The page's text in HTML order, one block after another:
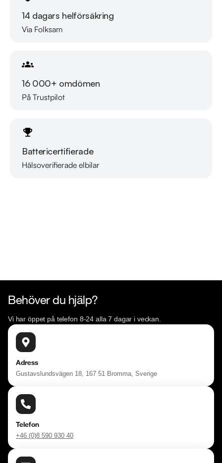
år, erbjuder vi ett brett urval av leveransklara fordon och
hemleverans i hela Sverige. Samtliga bilar kan köpas med
snabbt, rekommenderar vi att du ringer oss på 08-522 22
Vi erbjuder skräddarsydd finansiering, marknadens billigaste
Öppettider:
Telefon: Måndag - Söndag 08:00 - 24:00
14 dagars helförsäkring
Via Folksam
16 000+ omdömen
På Trustpilot
Battericertifierade
Hälsoverifierade elbilar
Läs mer om oss
Behöver du hjälp?
Vi har öppet på telefon 8-24 alla 7 dagar i veckan.
Adress
Gustavslundsvägen 18, 167 51 Bromma, Sverige
Telefon
+46 (0)8 590 930 40